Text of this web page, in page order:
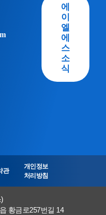
에
이
엘
에
스
소
식
관
개인정보
처리방침
황금로257번길 14